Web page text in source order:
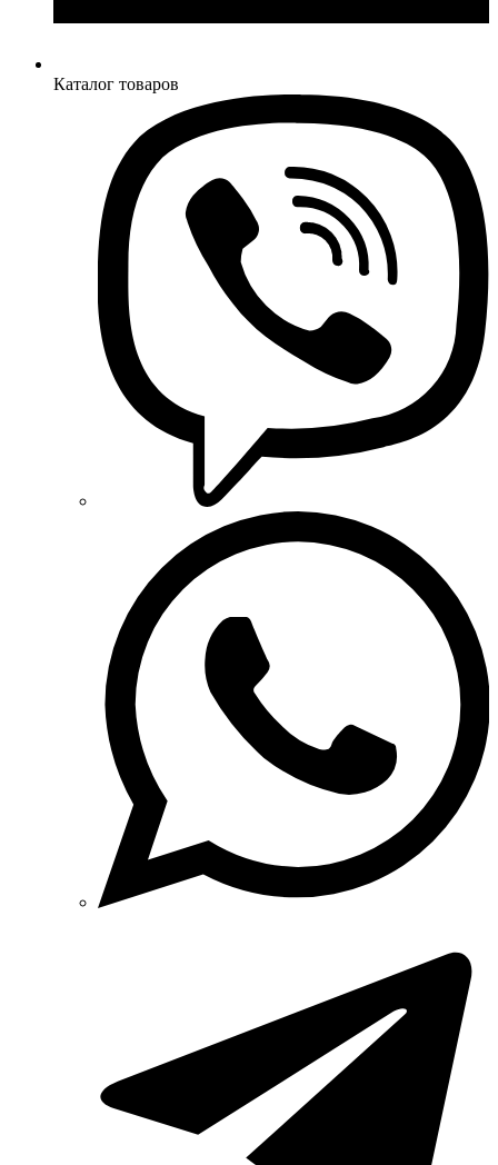
Каталог товаров